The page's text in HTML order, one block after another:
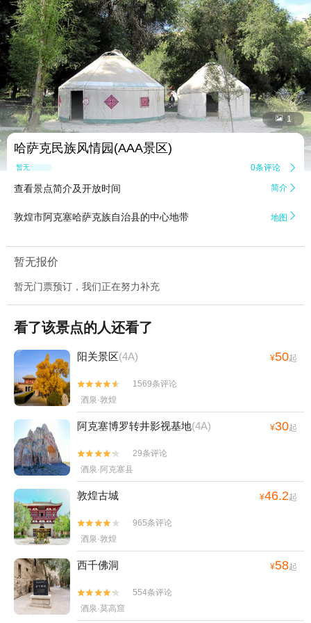
 1
哈萨克民族风情园(AAA景区)
暂无点评 0条评论 
查看景点简介及开放时间 简介 
敦煌市阿克塞哈萨克族自治县的中心地带 地图 
暂无报价
暂无门票预订，我们正在努力补充
看了该景点的人还看了
阳关景区(4A) ¥50起


1569条评论
酒泉·敦煌
阿克塞博罗转井影视基地(4A) ¥30起


29条评论
酒泉·阿克塞县
敦煌古城 ¥46.2起


965条评论
酒泉·敦煌
西千佛洞 ¥58起


554条评论
酒泉·莫高窟
